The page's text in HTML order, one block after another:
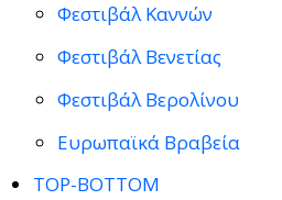
Φεστιβάλ Καννών
Φεστιβάλ Βενετίας
Φεστιβάλ Βερολίνου
Ευρωπαϊκά Βραβεία
TOP-BOTTOM